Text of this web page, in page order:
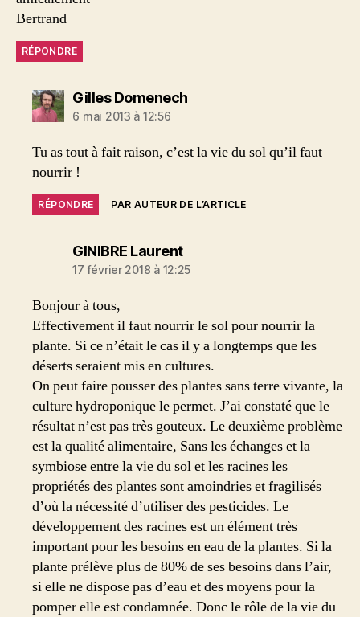
Bertrand
RÉPONDRE
Gilles Domenechdit :
6 mai 2013 à 12:56
Tu as tout à fait raison, c’est la vie du sol qu’il faut
nourrir !
RÉPONDRE PAR AUTEUR DE L’ARTICLE
GINIBRE Laurentdit :
17 février 2018 à 12:25
Bonjour à tous,
Effectivement il faut nourrir le sol pour nourrir la
plante. Si ce n’était le cas il y a longtemps que les
déserts seraient mis en cultures.
On peut faire pousser des plantes sans terre vivante, la
culture hydroponique le permet. J’ai constaté que le
résultat n’est pas très gouteux. Le deuxième problème
est la qualité alimentaire, Sans les échanges et la
symbiose entre la vie du sol et les racines les
propriétés des plantes sont amoindries et fragilisés
d’où la nécessité d’utiliser des pesticides. Le
développement des racines est un élément très
important pour les besoins en eau de la plantes. Si la
plante prélève plus de 80% de ses besoins dans l’air,
si elle ne dispose pas d’eau et des moyens pour la
pomper elle est condamnée. Donc le rôle de la vie du